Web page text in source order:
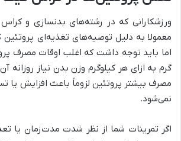
ورزشکارانی که در رشته‌های بدنسازی و
معمولا به دلیل توصیه‌های تغذیه‌ای
گرم به ازای هر کیلوگرم وزن بدن نیاز روزانه
مصرف بیشتر پروتئین لزوماً باعث افزایش یا
نمی‌شود.
اگر تمرینات شما از نظر شدت مدت‌زمان یا